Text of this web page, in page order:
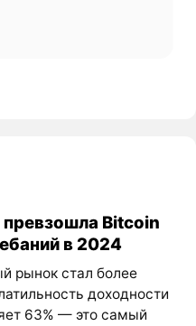
превзошла Bitcoin
в 2024
рынок стал более
доходности
63% — это самый